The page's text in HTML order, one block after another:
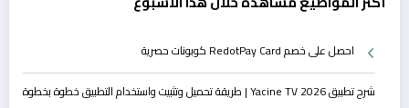
احصل على خصم RedotPay Card كوبونات حصرية
شرح تطبيق Yacine TV 2026 | طريقة تحميل وتثبيت واستخدام التطبيق خطوة بخطوة